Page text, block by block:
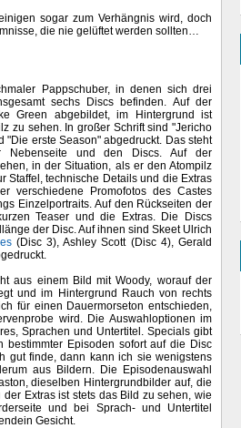
sogar zum Verhängnis wird, doch
die nie gelüftet werden sollten…
Pappschuber, in denen sich drei
sechs Discs befinden. Auf der
Green abgebildet, im Hintergrund ist
zu sehen. In großer Schrift sind "Jericho
"Die erste Season" abgedruckt. Das steht
Nebenseite und den Discs. Auf der
in der Situation, als er den Atompilz
Staffel, technische Details und die Extras
verschiedene Promofotos des Castes
Einzelportraits. Auf den Rückseiten der
Teaser und die Extras. Die Discs
der Disc. Auf ihnen sind Skeet Ulrich
(Disc 3), Ashley Scott (Disc 4), Gerald
aus einem Bild mit Woody, worauf der
und im Hintergrund Rauch von rechts
für einen Dauermorseton entschieden,
wird. Die Auswahloptionen im
Sprachen und Untertitel. Specials gibt
Episoden sofort auf die Disc
gut finde, dann kann ich sie wenigstens
aus Bildern. Die Episodenauswahl
dieselben Hintergrundbilder auf, die
Extras ist stets das Bild zu sehen, wie
und bei Sprach- und Untertitel
Gesicht.